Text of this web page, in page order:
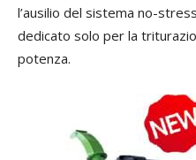
l’ausilio del sistema no-
dedicato solo per la
potenza.